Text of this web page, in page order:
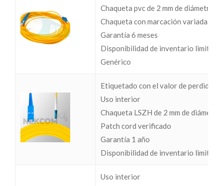
Chaqueta pvc de 2 mm de diámetro
Chaqueta con marcación variada
Garantía 6 meses
Disponibilidad de inventario limitada
Genérico
Etiquetado con el valor de perdidas
Uso interior
Chaqueta LSZH de 2 mm de diámetro
Patch cord verificado
Garantía 1 año
Disponibilidad de inventario limitada
Uso interior